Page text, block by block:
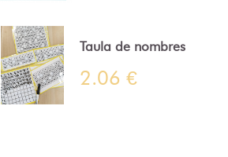
Taula de nombres
2.06 €